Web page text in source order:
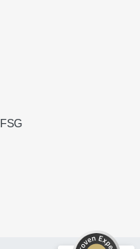
und Erfahrungen zu
32
Bewertungen auf